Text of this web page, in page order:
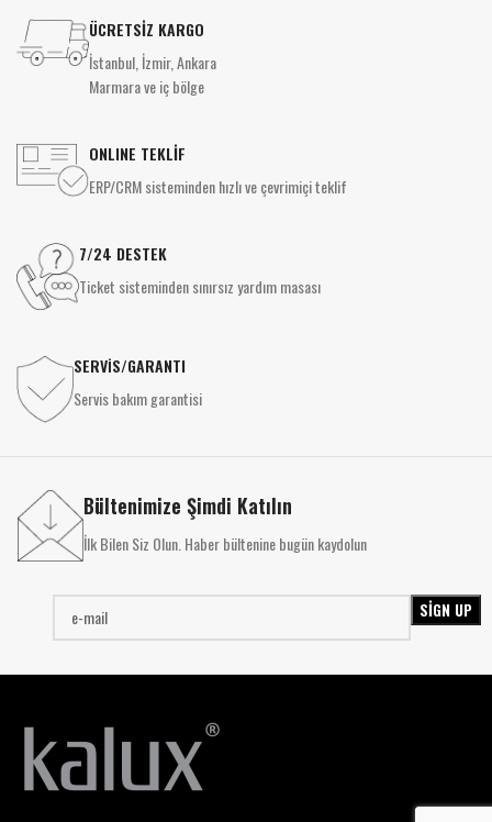
ÜCRETSİZ KARGO
İstanbul, İzmir, Ankara
Marmara ve iç bölge
ONLINE TEKLİF
ERP/CRM sisteminden hızlı ve çevrimiçi teklif
7/24 DESTEK
Ticket sisteminden sınırsız yardım masası
SERVİS/GARANTI
Servis bakım garantisi
Bültenimize Şimdi Katılın
İlk Bilen Siz Olun. Haber bültenine bugün kaydolun